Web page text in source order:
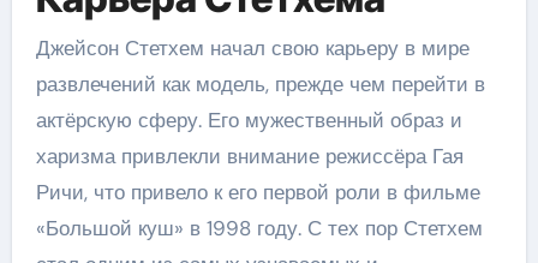
Джейсон Стетхем начал свою карьеру в мире
развлечений как модель, прежде чем перейти в
актёрскую сферу. Его мужественный образ и
харизма привлекли внимание режиссёра Гая
Ричи, что привело к его первой роли в фильме
«Большой куш» в 1998 году. С тех пор Стетхем